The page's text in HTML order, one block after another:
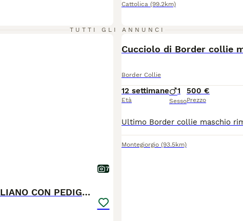
Cattolica (99.2km)
TUTTI GLI ANNUNCI
7
CUCCIOLI DI PASTORE AUSTRALIANO CON PEDIGREE
Cucciolo di Border collie
Border Collie
12 settimane
Età
1
Sesso
500 €
Prezzo
Montegiorgio (93.5km)